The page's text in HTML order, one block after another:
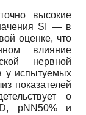
высокие
SI — в
оценке, что
влияние
нервной
у испытуемых
показателей
о
pNN50% и